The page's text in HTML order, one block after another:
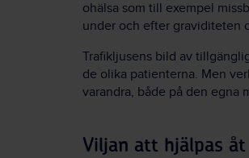
ohälsa som till exempel
under och efter graviditeten
Trafikljusens bild av
de olika patienterna. Men
varandra, både på den egna
Viljan att hjälpas